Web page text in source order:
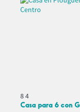
84
Casa para 6 con